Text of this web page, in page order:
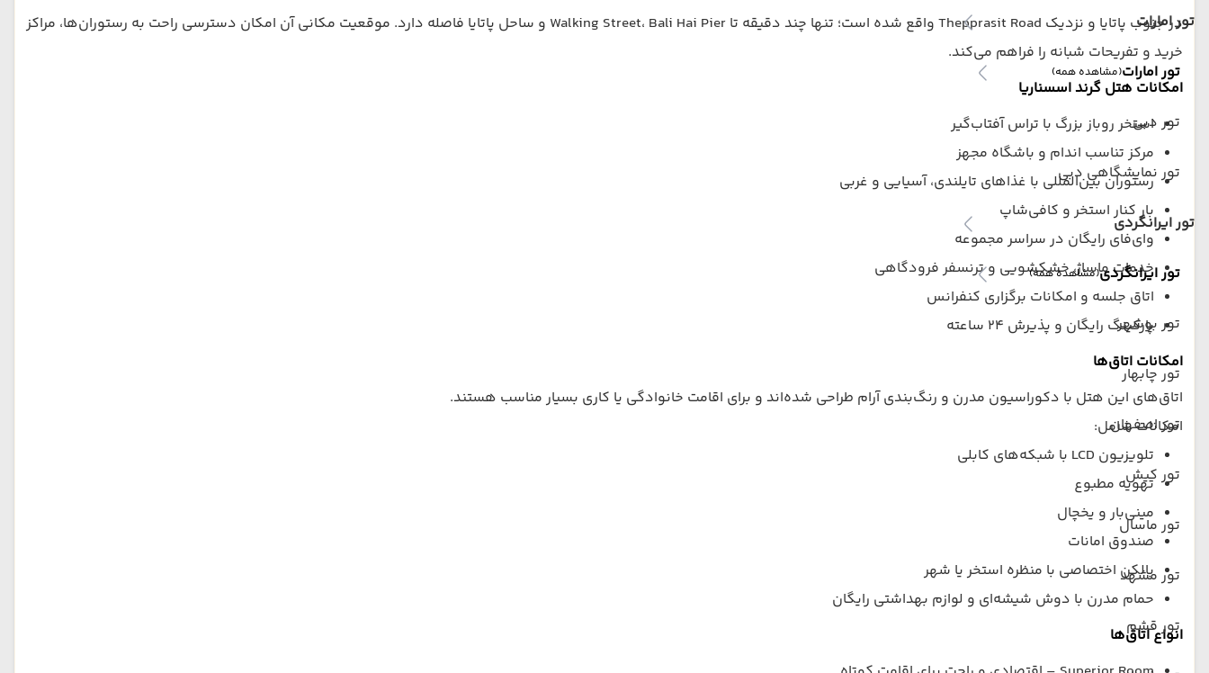
تور امارات
تور امارات(مشاهده همه)
تور دبی
تور نمایشگاهی دبی
تور ایرانگردی
تور ایرانگردی(مشاهده همه)
تور بوشهر
تور چابهار
تور اصفهان
تور کیش
تور ماسال
تور مشهد
تور قشم
در جنوب پاتایا و نزدیک Thepprasit Road واقع شده است؛ تنها چند دقیقه تا Walking Street، Bali Hai Pier و ساحل پاتایا فاصله دارد. موقعیت مکانی آن امکان دسترسی راحت به رستوران‌ها، مراکز
خرید و تفریحات شبانه را فراهم می‌کند.
امکانات هتل گرند اسسناریا
استخر روباز بزرگ با تراس آفتاب‌گیر
مرکز تناسب اندام و باشگاه مجهز
رستوران بین‌المللی با غذاهای تایلندی، آسیایی و غربی
بار کنار استخر و کافی‌شاپ
وای‌فای رایگان در سراسر مجموعه
خدمات ماساژ، خشکشویی و ترنسفر فرودگاهی
اتاق جلسه و امکانات برگزاری کنفرانس
پارکینگ رایگان و پذیرش ۲۴ ساعته
امکانات اتاق‌ها
اتاق‌های این هتل با دکوراسیون مدرن و رنگ‌بندی آرام طراحی شده‌اند و برای اقامت خانوادگی یا کاری بسیار مناسب هستند.
امکانات شامل:
تلویزیون LCD با شبکه‌های کابلی
تهویه مطبوع
مینی‌بار و یخچال
صندوق امانات
بالکن اختصاصی با منظره استخر یا شهر
حمام مدرن با دوش شیشه‌ای و لوازم بهداشتی رایگان
انواع اتاق‌ها